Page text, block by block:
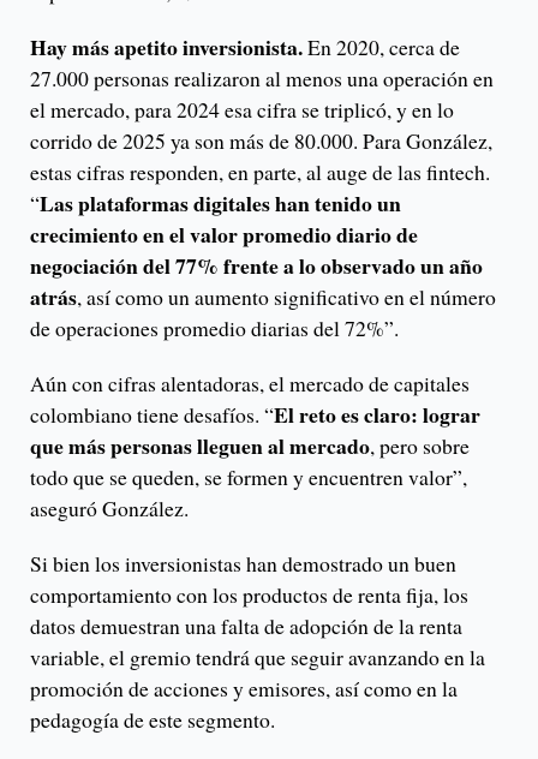
Hay más apetito inversionista.En 2020, cerca de
27.000 personas realizaron al menos una operación en
el mercado, para 2024 esa cifra se triplicó, y en lo
corrido de 2025 ya son más de 80.000. Para González,
estas cifras responden, en parte, al auge de las fintech.
“Las plataformas digitales han tenido un
crecimiento en el valor promedio diario de
negociación del 77% frente a lo observado un año
atrás, así como un aumento significativo en el número
de operaciones promedio diarias del 72%”.
Aún con cifras alentadoras, el mercado de capitales
colombiano tiene desafíos. “El reto es claro: lograr
que más personas lleguen al mercado, pero sobre
todo que se queden, se formen y encuentren valor”,
aseguró González.
Si bien los inversionistas han demostrado un buen
comportamiento con los productos de renta fija, los
datos demuestran una falta de adopción de la renta
variable, el gremio tendrá que seguir avanzando en la
promoción de acciones y emisores, así como en la
pedagogía de este segmento.